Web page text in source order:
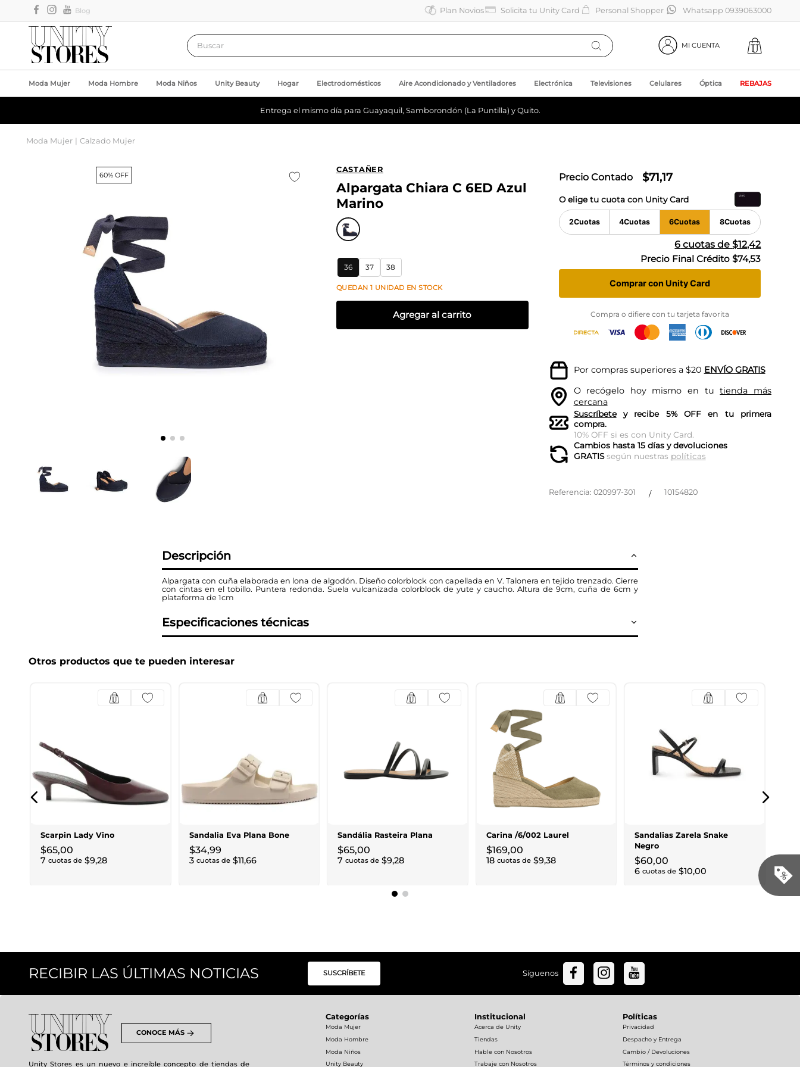
Blog Plan Novios Solicita tu Unity Card Personal Shopper Whatsapp 0939063000
Buscar
MI CUENTA
Moda Mujer Moda Hombre Moda Niños Unity Beauty Hogar Electrodomésticos Aire Acondicionado y Ventiladores Electrónica Televisiones Celulares Óptica REBAJAS
Entrega el mismo día para Guayaquil, Samborondón (La Puntilla) y Quito.
Moda Mujer Calzado Mujer
60% OFF
CASTAÑER
Alpargata Chiara C 6ED Azul
Marino
36 37 38
QUEDAN 1 UNIDAD EN STOCK
Agregar al carrito
Precio Contado $71,17
O elige tu cuota con Unity Card
2Cuotas 4Cuotas 6Cuotas 8Cuotas
6 cuotas de $12,42
Precio Final Crédito $74,53
Comprar con Unity Card
Compra o difiere con tu tarjeta favorita
Por compras superiores a $20 ENVÍO GRATIS
O recógelo hoy mismo en tutienda más
cercana
Suscríbetey recibe 5% OFF en tu primera
compra.
10% OFF si es con Unity Card.
Cambios hasta 15 días y devoluciones
GRATISsegún nuestras políticas
Referencia: 020997-301 / 10154820
Descripción
Alpargata con cuña elaborada en lona de algodón. Diseño colorblock con capellada en V. Talonera en tejido trenzado. Cierre
con cintas en el tobillo. Puntera redonda. Suela vulcanizada colorblock de yute y caucho. Altura de 9cm, cuña de 6cm y
plataforma de 1cm
Especificaciones técnicas
Otros productos que te pueden interesar
Scarpin Lady Vino
$65,00
7 cuotas de $9,28
Sandalia Eva Plana Bone
$34,99
3 cuotas de $11,66
Sandália Rasteira Plana
$65,00
7 cuotas de $9,28
Carina /6/002 Laurel
$169,00
18 cuotas de $9,38
Sandalias Zarela Snake
Negro
$60,00
6 cuotas de $10,00
RECIBIR LAS ÚLTIMAS NOTICIAS SUSCRÍBETE Síguenos
CONOCE MÁS
Unity Stores es un nuevo e increíble concepto de tiendas de
Categorías
Moda Mujer
Moda Hombre
Moda Niños
Unity Beauty
Institucional
Acerca de Unity
Tiendas
Hable con Nosotros
Trabaje con Nosotros
Políticas
Privacidad
Despacho y Entrega
Cambio / Devoluciones
Términos y condiciones